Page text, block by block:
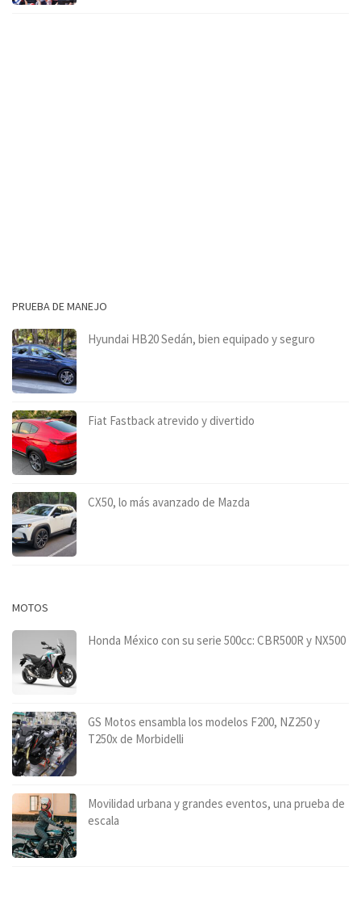
PRUEBA DE MANEJO
Hyundai HB20 Sedán, bien equipado y seguro
Fiat Fastback atrevido y divertido
CX50, lo más avanzado de Mazda
MOTOS
Honda México con su serie 500cc: CBR500R y NX500
GS Motos ensambla los modelos F200, NZ250 y
T250x de Morbidelli
Movilidad urbana y grandes eventos, una prueba de
escala